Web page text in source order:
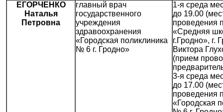
ЕГОРЧЕНКО
Наталья
Петровна
главный врач
государственного
учреждения
здравоохранения
«Городская поликлиника
№ 6 г. Гродно»
1-я среда
до 19.00
проведения
«Средняя
г.Гродно», г.
Виктора
(прием
3-я среда
до 17.00
проведения
«Городская